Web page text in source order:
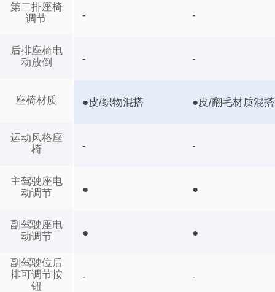
第二排座椅
调节
后排座椅电
动放倒
座椅材质
运动风格座
椅
主驾驶座电
动调节
副驾驶座电
动调节
副驾驶位后
排可调节按
钮
- -
- -
●皮/织物混搭 ●皮/翻毛材质混搭
- -
● ●
● ●
- -